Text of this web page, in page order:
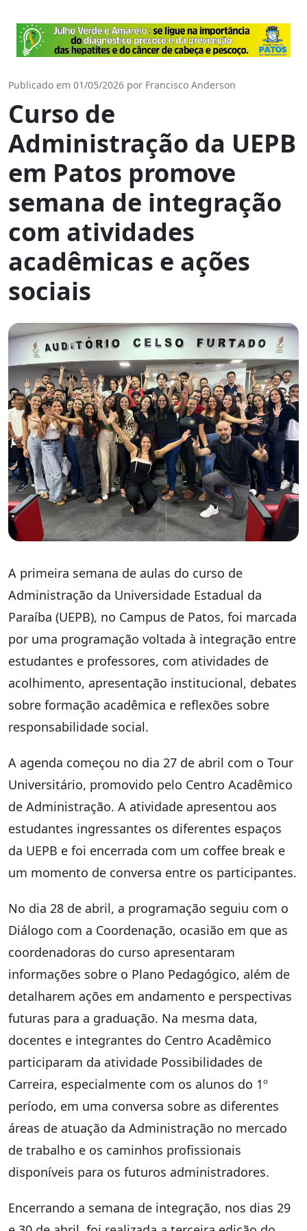
Publicado em 01/05/2026 por Francisco Anderson
Curso de
Administração da UEPB
em Patos promove
semana de integração
com atividades
acadêmicas e ações
sociais
A primeira semana de aulas do curso de
Administração da Universidade Estadual da
Paraíba (UEPB), no Campus de Patos, foi marcada
por uma programação voltada à integração entre
estudantes e professores, com atividades de
acolhimento, apresentação institucional, debates
sobre formação acadêmica e reflexões sobre
responsabilidade social.
A agenda começou no dia 27 de abril com o Tour
Universitário, promovido pelo Centro Acadêmico
de Administração. A atividade apresentou aos
estudantes ingressantes os diferentes espaços
da UEPB e foi encerrada com um coffee break e
um momento de conversa entre os participantes.
No dia 28 de abril, a programação seguiu com o
Diálogo com a Coordenação, ocasião em que as
coordenadoras do curso apresentaram
informações sobre o Plano Pedagógico, além de
detalharem ações em andamento e perspectivas
futuras para a graduação. Na mesma data,
docentes e integrantes do Centro Acadêmico
participaram da atividade Possibilidades de
Carreira, especialmente com os alunos do 1º
período, em uma conversa sobre as diferentes
áreas de atuação da Administração no mercado
de trabalho e os caminhos profissionais
disponíveis para os futuros administradores.
Encerrando a semana de integração, nos dias 29